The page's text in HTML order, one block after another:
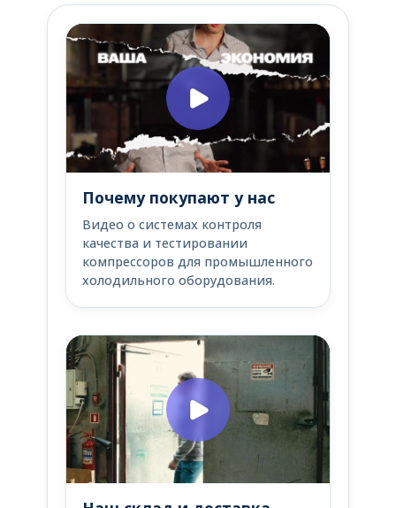
Почему покупают у нас
Видео о системах контроля
качества и тестировании
компрессоров для промышленного
холодильного оборудования.